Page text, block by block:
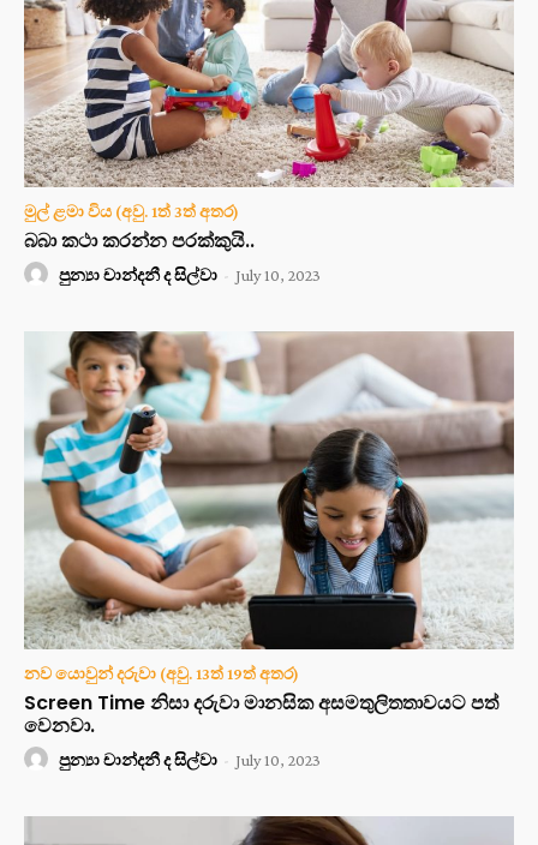
මුල් ළමා විය (අවු. 1ත් 3ත් අතර)
බබා කථා කරන්න පරක්කුයි..
පුන්‍යා චාන්දනී ද සිල්වා - July 10, 2023
නව යොවුන් දරුවා (අවු. 13ත් 19ත් අතර)
Screen Time නිසා දරුවා මානසික අසමතුලිතතාවයට පත්
වෙනවා.
පුන්‍යා චාන්දනී ද සිල්වා - July 10, 2023